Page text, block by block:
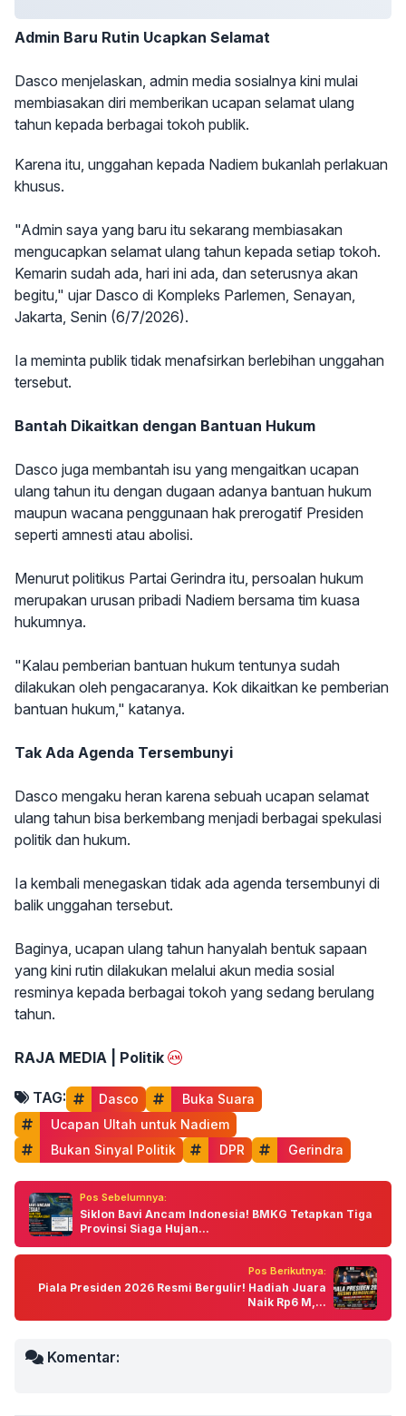
Admin Baru Rutin Ucapkan Selamat
Dasco menjelaskan, admin media sosialnya kini mulai
membiasakan diri memberikan ucapan selamat ulang
tahun kepada berbagai tokoh publik.
Karena itu, unggahan kepada Nadiem bukanlah perlakuan
khusus.
"Admin saya yang baru itu sekarang membiasakan
mengucapkan selamat ulang tahun kepada setiap tokoh.
Kemarin sudah ada, hari ini ada, dan seterusnya akan
begitu," ujar Dasco di Kompleks Parlemen, Senayan,
Jakarta, Senin (6/7/2026).
Ia meminta publik tidak menafsirkan berlebihan unggahan
tersebut.
Bantah Dikaitkan dengan Bantuan Hukum
Dasco juga membantah isu yang mengaitkan ucapan
ulang tahun itu dengan dugaan adanya bantuan hukum
maupun wacana penggunaan hak prerogatif Presiden
seperti amnesti atau abolisi.
Menurut politikus Partai Gerindra itu, persoalan hukum
merupakan urusan pribadi Nadiem bersama tim kuasa
hukumnya.
"Kalau pemberian bantuan hukum tentunya sudah
dilakukan oleh pengacaranya. Kok dikaitkan ke pemberian
bantuan hukum," katanya.
Tak Ada Agenda Tersembunyi
Dasco mengaku heran karena sebuah ucapan selamat
ulang tahun bisa berkembang menjadi berbagai spekulasi
politik dan hukum.
Ia kembali menegaskan tidak ada agenda tersembunyi di
balik unggahan tersebut.
Baginya, ucapan ulang tahun hanyalah bentuk sapaan
yang kini rutin dilakukan melalui akun media sosial
resminya kepada berbagai tokoh yang sedang berulang
tahun.
RAJA MEDIA | Politik
TAG: Dasco
Buka Suara
Ucapan Ultah untuk Nadiem
Bukan Sinyal Politik
DPR Gerindra
Pos Sebelumnya:
Siklon Bavi Ancam Indonesia! BMKG Tetapkan Tiga
Provinsi Siaga Hujan...
Pos Berikutnya:
Piala Presiden 2026 Resmi Bergulir! Hadiah Juara
Naik Rp6 M,...
Komentar: